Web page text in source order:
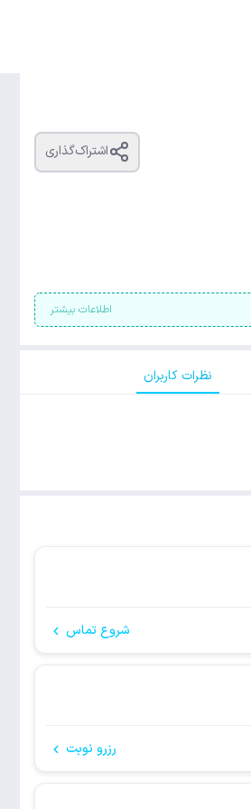
اشتراک‌گذاری
اطلاعات بیشتر
نظرات کاربران
شروع تماس
رزرو نوبت